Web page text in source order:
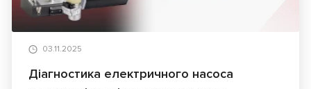
03.11.2025
Діагностика електричного насоса